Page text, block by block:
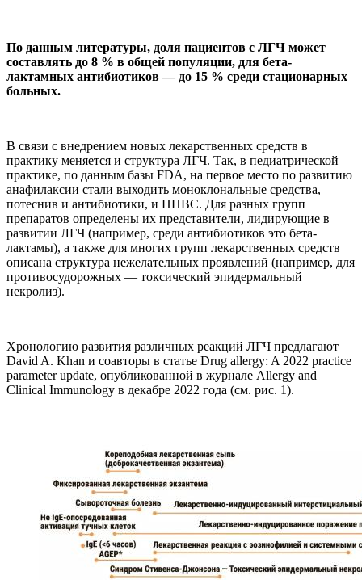
По данным литературы, доля пациентов с ЛГЧ может
составлять до 8 % в общей популяции, для бета-
лактамных антибиотиков — до 15 % среди стационарных
больных.
В связи с внедрением новых лекарственных средств в
практику меняется и структура ЛГЧ. Так, в педиатрической
практике, по данным базы FDA, на первое место по развитию
анафилаксии стали выходить моноклональные средства,
потеснив и антибиотики, и НПВС. Для разных групп
препаратов определены их представители, лидирующие в
развитии ЛГЧ (например, среди антибиотиков это бета-
лактамы), а также для многих групп лекарственных средств
описана структура нежелательных проявлений (например, для
противосудорожных — токсический эпидермальный
некролиз).
Хронологию развития различных реакций ЛГЧ предлагают
David A. Khan и соавторы в статье Drug allergy: A 2022 practice
parameter update, опубликованной в журнале Allergy and
Clinical Immunology в декабре 2022 года (см. рис. 1).